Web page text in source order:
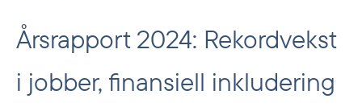
Årsrapport 2024: Rekordvekst
i jobber, finansiell inkludering